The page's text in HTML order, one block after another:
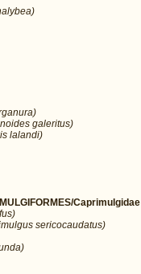
galeritus)
lalandi)
Caprimulgidae
sericocaudatus)